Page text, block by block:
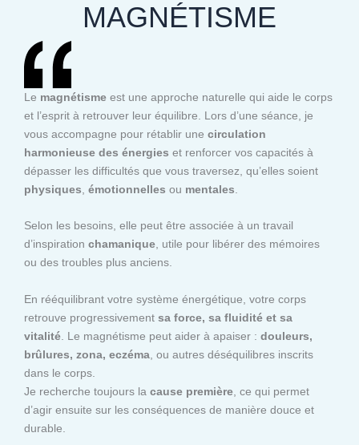
MAGNÉTISME
Le magnétisme est une approche naturelle qui aide le corps
et l’esprit à retrouver leur équilibre. Lors d’une séance, je
vous accompagne pour rétablir une circulation
harmonieuse des énergies et renforcer vos capacités à
dépasser les difficultés que vous traversez, qu’elles soient
physiques émotionnelles ou mentales
Selon les besoins, elle peut être associée à un travail
d’inspiration chamanique, utile pour libérer des mémoires
ou des troubles plus anciens.
En rééquilibrant votre système énergétique, votre corps
retrouve progressivement sa force, sa fluidité et sa
vitalité . Le magnétisme peut aider à apaiser : douleurs,
brûlures, zona, eczéma , ou autres déséquilibres inscrits
dans le corps.
Je recherche toujours la cause première , ce qui permet
d’agir ensuite sur les conséquences de manière douce et
durable.